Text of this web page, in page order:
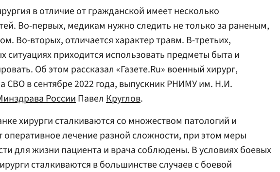
в отличие от гражданской имеет несколько
Во-первых, медикам нужно следить не только за раненым,
Во-вторых, отличается характер травм. В-третьих,
ситуациях приходится использовать предметы быта и
Об этом рассказал «Газете.Ru» военный хирург,
СВО в сентябре 2022 года, выпускник РНИМУ им. Н.И.
РоссииПавел Круглов.
хирурги сталкиваются со множеством патологий и
лечение разной сложности, при этом меры
для жизни пациента и врача соблюдены. В условиях боевых
сталкиваются в большинстве случаев с боевой